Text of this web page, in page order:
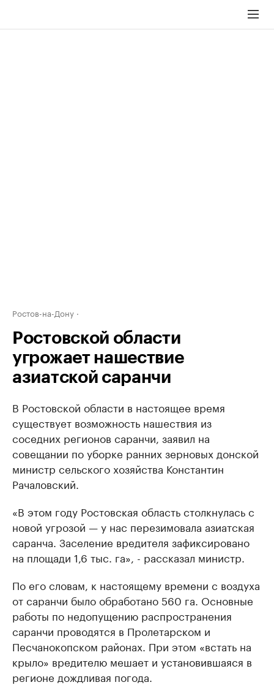
Ростов-на-Дону
Ростовской области
угрожает нашествие
азиатской саранчи
В Ростовской области в настоящее время
существует возможность нашествия из
соседних регионов саранчи, заявил на
совещании по уборке ранних зерновых донской
министр сельского хозяйства Константин
Рачаловский.
«В этом году Ростовская область столкнулась с
новой угрозой — у нас перезимовала азиатская
саранча. Заселение вредителя зафиксировано
на площади 1,6 тыс. га», - рассказал министр.
По его словам, к настоящему времени с воздуха
от саранчи было обработано 560 га. Основные
работы по недопущению распространения
саранчи проводятся в Пролетарском и
Песчанокопском районах. При этом «встать на
крыло» вредителю мешает и установившаяся в
регионе дождливая погода.